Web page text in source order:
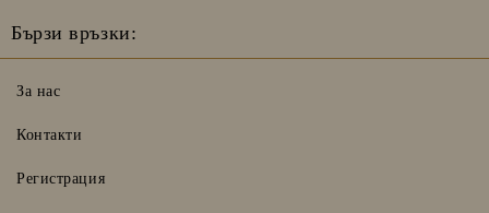
Бързи връзки:
За нас
Контакти
Регистрация